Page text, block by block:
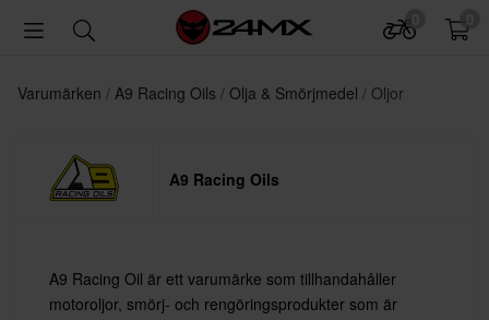
Varumärken A9 Racing Oils Olja & Smörjmedel Oljor
A9 Racing Oils
A9 Racing Oil är ett varumärke som tillhandahåller
motoroljor, smörj- och rengöringsprodukter som är